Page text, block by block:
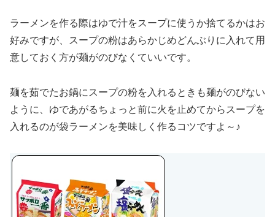
ラーメンを作る際はゆで汁をスープに使うか捨てるかはお
好みですが、スープの粉はあらかじめどんぶりに入れて用
意しておく方が麺がのびなくていいです。
麺を茹でたお鍋にスープの粉を入れるときも麺がのびない
ように、ゆであがるちょっと前に火を止めてからスープを
入れるのが袋ラーメンを美味しく作るコツですよ～♪